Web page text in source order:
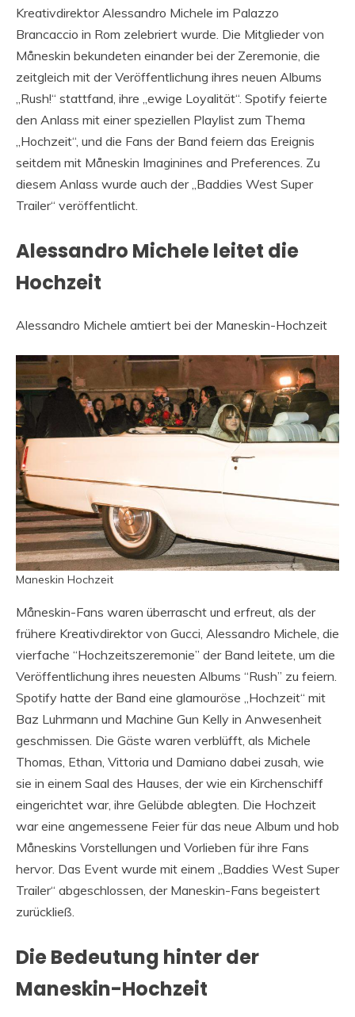
Kreativdirektor Alessandro Michele im Palazzo
Brancaccio in Rom zelebriert wurde. Die Mitglieder von
Måneskin bekundeten einander bei der Zeremonie, die
zeitgleich mit der Veröffentlichung ihres neuen Albums
„Rush!“ stattfand, ihre „ewige Loyalität“. Spotify feierte
den Anlass mit einer speziellen Playlist zum Thema
„Hochzeit“, und die Fans der Band feiern das Ereignis
seitdem mit Måneskin Imaginines and Preferences. Zu
diesem Anlass wurde auch der „Baddies West Super
Trailer“ veröffentlicht.
Alessandro Michele leitet die
Hochzeit
Alessandro Michele amtiert bei der Maneskin-Hochzeit
Maneskin Hochzeit
Måneskin-Fans waren überrascht und erfreut, als der
frühere Kreativdirektor von Gucci, Alessandro Michele, die
vierfache “Hochzeitszeremonie” der Band leitete, um die
Veröffentlichung ihres neuesten Albums “Rush” zu feiern.
Spotify hatte der Band eine glamouröse „Hochzeit“ mit
Baz Luhrmann und Machine Gun Kelly in Anwesenheit
geschmissen. Die Gäste waren verblüfft, als Michele
Thomas, Ethan, Vittoria und Damiano dabei zusah, wie
sie in einem Saal des Hauses, der wie ein Kirchenschiff
eingerichtet war, ihre Gelübde ablegten. Die Hochzeit
war eine angemessene Feier für das neue Album und hob
Måneskins Vorstellungen und Vorlieben für ihre Fans
hervor. Das Event wurde mit einem „Baddies West Super
Trailer“ abgeschlossen, der Maneskin-Fans begeistert
zurückließ.
Die Bedeutung hinter der
Maneskin-Hochzeit